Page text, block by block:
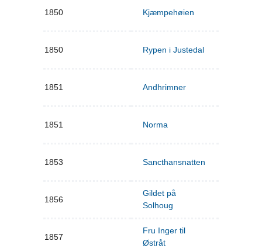
1850 Kjæmpehøien
1850 Rypen i Justedal
1851 Andhrimner
1851 Norma
1853 Sancthansnatten
1856
Gildet på
Solhoug
1857
Fru Inger til
Østråt